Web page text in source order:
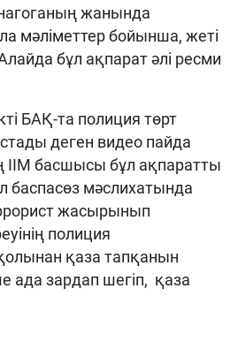
жанында
мәліметтер бойынша, жеті
бұл ақпарат әлі ресми
БАҚ-та полиция төрт
деген видео пайда
басшысы бұл ақпаратты
мәслихатында
жасырынып
полиция
қаза тапқанын
ада зардап шегіп, қаза